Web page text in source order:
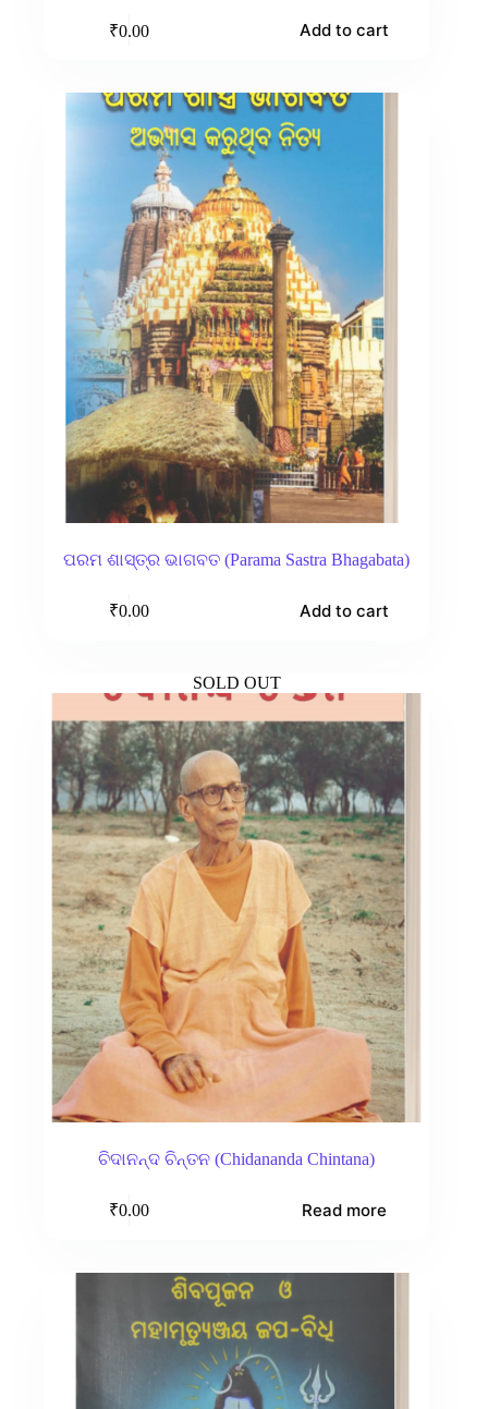
₹0.00 Add to cart
ପରମ ଶାସ୍ତ୍ର ଭାଗବତ (Parama Sastra Bhagabata)
₹0.00 Add to cart
SOLD OUT
ଚିଦାନନ୍ଦ ଚିନ୍ତନ (Chidananda Chintana)
₹0.00 Read more